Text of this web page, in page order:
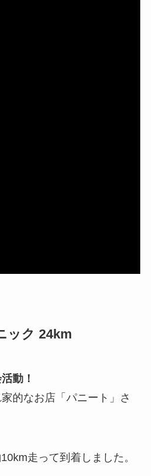
ック 24km
動！
的なお店「パニート」さ
走って到着しました。